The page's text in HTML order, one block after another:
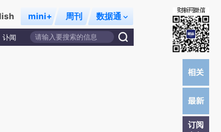
mini+ 周刊 数据通
讣闻
订阅